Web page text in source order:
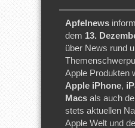
Apfelnews
dem 13.
über News rund
Apple Produkten
Apple iPhone,
Macs als auch
stets aktuellen
Apple Welt und